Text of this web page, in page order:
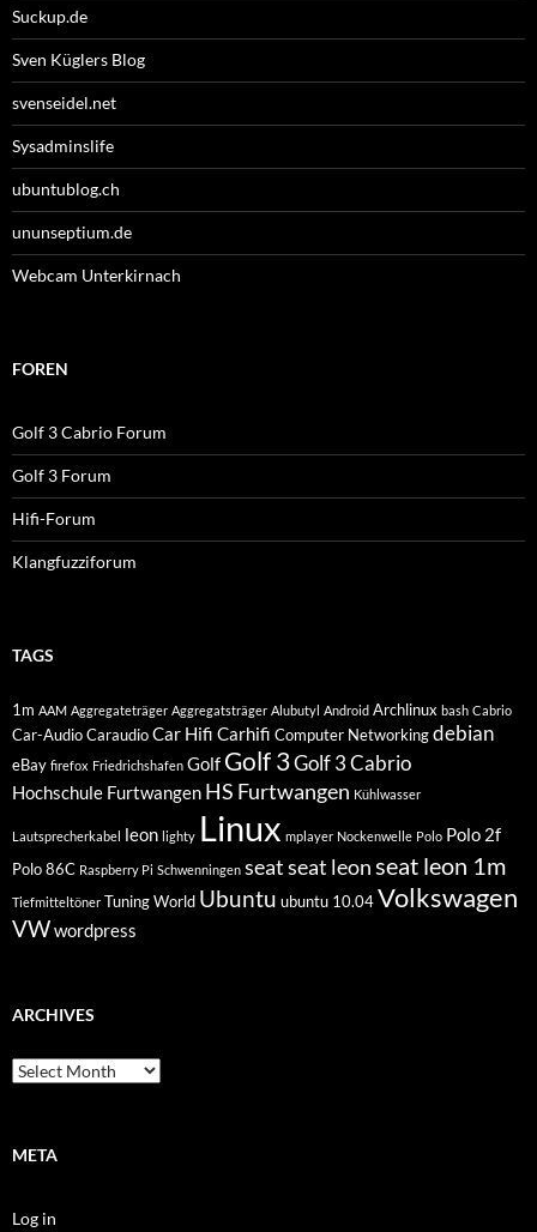
Suckup.de
Sven Küglers Blog
svenseidel.net
Sysadminslife
ubuntublog.ch
ununseptium.de
Webcam Unterkirnach
FOREN
Golf 3 Cabrio Forum
Golf 3 Forum
Hifi-Forum
Klangfuzziforum
TAGS
1m AAM Aggregateträger Aggregatsträger Alubutyl Android Archlinux bash Cabrio
Car-AudioCaraudioCar Hifi Carhifi Computer Networkingdebian
eBay firefox Friedrichshafen Golf Golf 3Golf 3 Cabrio
Hochschule Furtwangen HS Furtwangen Kühlwasser
Lautsprecherkabel leon lighty Linux mplayer Nockenwelle Polo Polo 2f
Polo 86C Raspberry Pi Schwenningen seatseat leonseat leon 1m
Tiefmitteltöner Tuning World Ubuntu ubuntu 10.04Volkswagen
VWwordpress
ARCHIVES
Archives
META
Log in